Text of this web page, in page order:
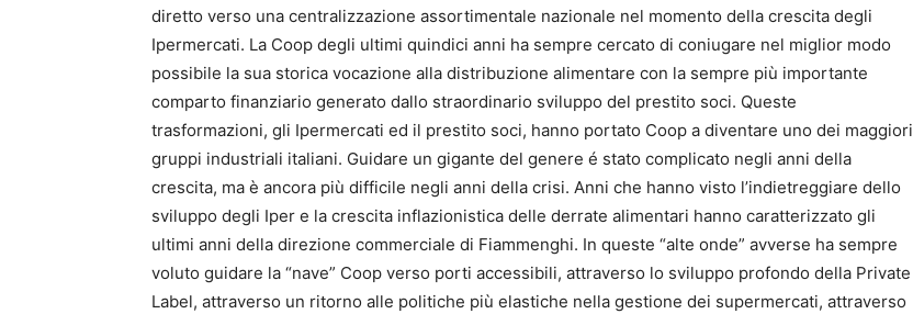
diretto verso una centralizzazione assortimentale nazionale nel momento della crescita degli
Ipermercati. La Coop degli ultimi quindici anni ha sempre cercato di coniugare nel miglior modo
possibile la sua storica vocazione alla distribuzione alimentare con la sempre più importante
comparto finanziario generato dallo straordinario sviluppo del prestito soci. Queste
trasformazioni, gli Ipermercati ed il prestito soci, hanno portato Coop a diventare uno dei maggiori
gruppi industriali italiani. Guidare un gigante del genere é stato complicato negli anni della
crescita, ma è ancora più difficile negli anni della crisi. Anni che hanno visto l’indietreggiare dello
sviluppo degli Iper e la crescita inflazionistica delle derrate alimentari hanno caratterizzato gli
ultimi anni della direzione commerciale di Fiammenghi. In queste “alte onde” avverse ha sempre
voluto guidare la “nave” Coop verso porti accessibili, attraverso lo sviluppo profondo della Private
Label, attraverso un ritorno alle politiche più elastiche nella gestione dei supermercati, attraverso